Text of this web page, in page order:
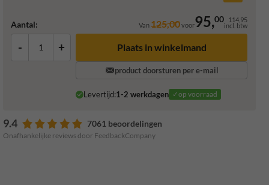
Aantal: Van125,00voor95,00 114,95
incl. btw
- + Plaats in winkelmand
product doorsturen per e-mail
Levertijd:1-2 werkdagen ✓op voorraad
9.4 7061 beoordelingen
Onafhankelijke reviews door FeedbackCompany